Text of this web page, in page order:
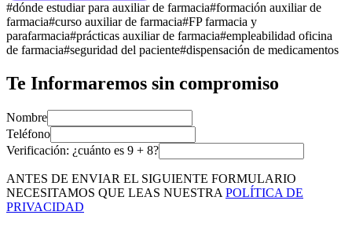
#dónde estudiar para auxiliar de farmacia#formación auxiliar de
farmacia#curso auxiliar de farmacia#FP farmacia y
parafarmacia#prácticas auxiliar de farmacia#empleabilidad oficina
de farmacia#seguridad del paciente#dispensación de medicamentos
Te Informaremos sin compromiso
Nombre
Teléfono
Verificación: ¿cuánto es 9 + 8?
ANTES DE ENVIAR EL SIGUIENTE FORMULARIO
NECESITAMOS QUE LEAS NUESTRA POLÍTICA DE
PRIVACIDAD